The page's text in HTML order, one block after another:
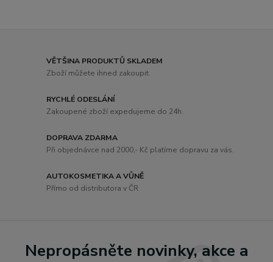
VĚTŠINA PRODUKTŮ SKLADEM
Zboží můžete ihned zakoupit.
RYCHLÉ ODESLÁNÍ
Zakoupené zboží expedujeme do 24h.
DOPRAVA ZDARMA
Při objednávce nad 2000,- Kč platíme dopravu za vás.
AUTOKOSMETIKA A VŮNĚ
Přímo od distributora v ČR
Nepropásněte novinky, akce a